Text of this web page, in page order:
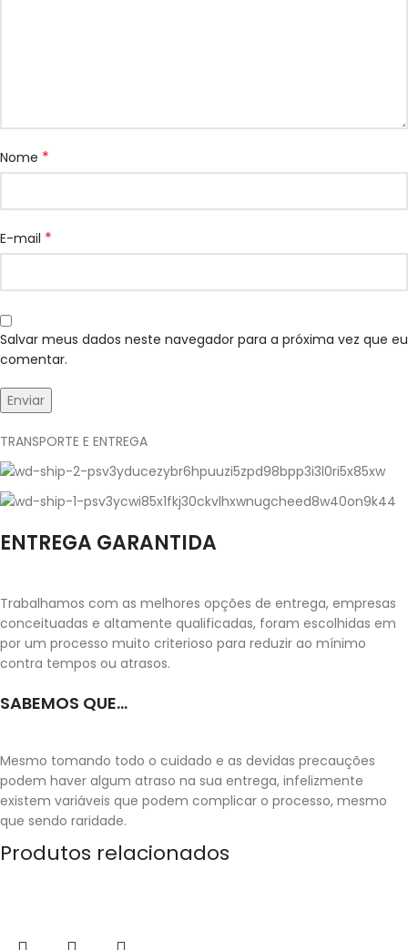
Nome *
E-mail *
Salvar meus dados neste navegador para a próxima vez que eu
comentar.
TRANSPORTE E ENTREGA
ENTREGA GARANTIDA
Trabalhamos com as melhores opções de entrega, empresas
conceituadas e altamente qualificadas, foram escolhidas em
por um processo muito criterioso para reduzir ao mínimo
contra tempos ou atrasos.
SABEMOS QUE...
Mesmo tomando todo o cuidado e as devidas precauções
podem haver algum atraso na sua entrega, infelizmente
existem variáveis que podem complicar o processo, mesmo
que sendo raridade.
Produtos relacionados